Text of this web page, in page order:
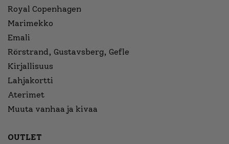
Royal Copenhagen
Marimekko
Emali
Rörstrand, Gustavsberg, Gefle
Kirjallisuus
Lahjakortti
Aterimet
Muuta vanhaa ja kivaa
OUTLET